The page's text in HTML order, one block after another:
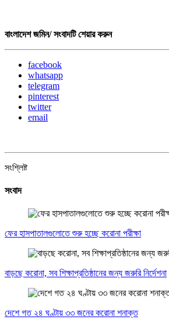
বাংলাদেশ জমিন/ সংবাদটি শেয়ার করুন
facebook
whatsapp
telegram
pinterest
twitter
email
সংশ্লিষ্ট
সংবাদ
ফের হাসপাতালগুলোতে শুরু হচ্ছে করোনা পরীক্ষা
বাড়ছে করোনা, সব শিক্ষাপ্রতিষ্ঠানের জন্য জরুরি নির্দেশনা
দেশে গত ২৪ ঘণ্টায় ৩৩ জনের করোনা শনাক্ত